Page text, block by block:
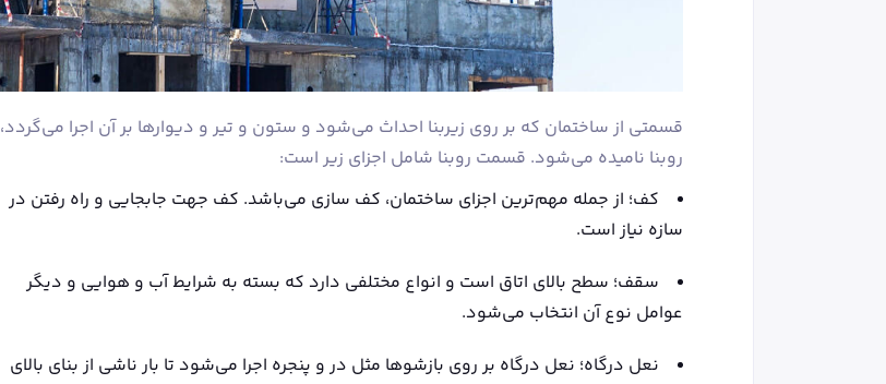
قسمتی از ساختمان که بر روی زیربنا احداث می‌شود و ستون و تیر و دیوارها بر آن اجرا می‌گردد،
روبنا نامیده می‌شود. قسمت روبنا شامل اجزای زیر است:
کف؛ از جمله مهم‌ترین اجزای ساختمان، کف سازی می‌باشد. کف جهت جابجایی و راه رفتن در
سازه نیاز است.
سقف؛ سطح بالای اتاق است و انواع مختلفی دارد که بسته به شرایط آب و هوایی و دیگر
عوامل نوع آن انتخاب می‌شود.
نعل درگاه؛ نعل درگاه بر روی بازشوها مثل در و پنجره اجرا می‌شود تا بار ناشی از بنای بالای